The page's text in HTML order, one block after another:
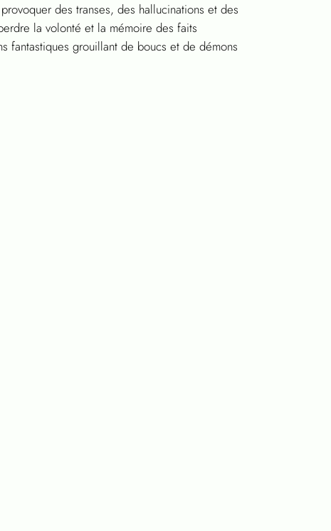
des transes, des hallucinations et des
la volonté et la mémoire des faits
fantastiques grouillant de boucs et de démons